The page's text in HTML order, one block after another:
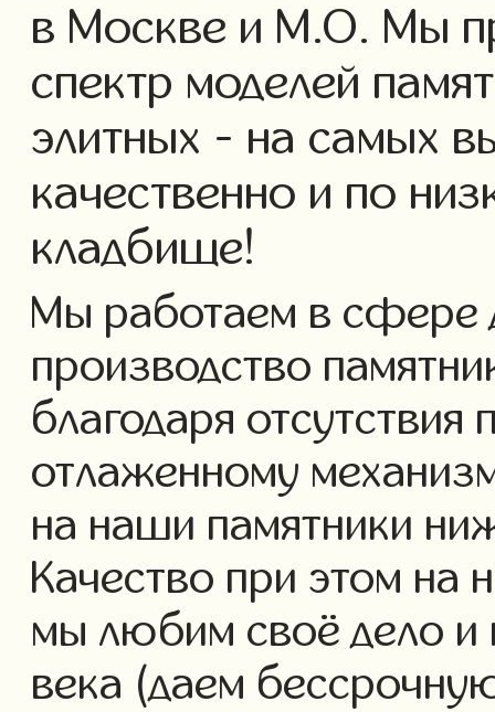
в Москве и М.О. Мы
спектр моделей
элитных - на самых
качественно и по
кладбище!
Мы работаем в сфере
производство
благодаря отсутствия
отлаженному
на наши памятники
Качество при этом на
мы любим своё дело и
века (даем